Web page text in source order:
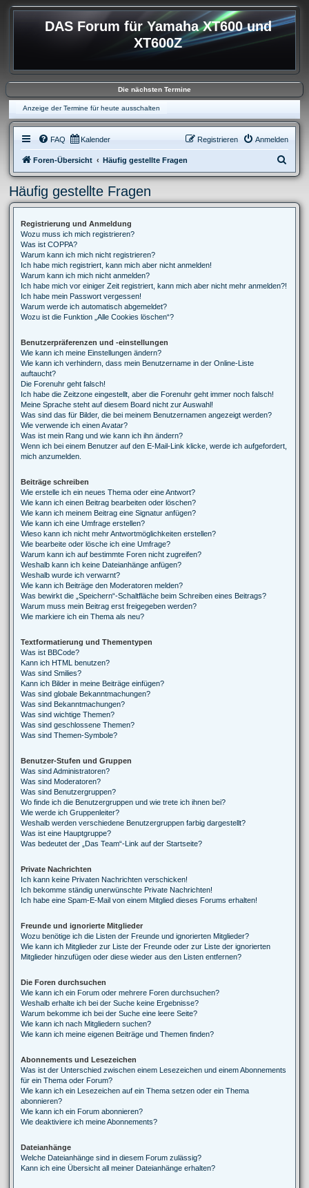
DAS Forum für Yamaha XT600 und
XT600Z
Die nächsten Termine
Anzeige der Termine für heute ausschalten
FAQ Kalender Anmelden
Registrieren
Foren-Übersicht Häufig gestellte Fragen
u
h
Häufig gestellte Fragen
Registrierung und Anmeldung
Wozu muss ich mich registrieren?
Was ist COPPA?
Warum kann ich mich nicht registrieren?
Ich habe mich registriert, kann mich aber nicht anmelden!
Warum kann ich mich nicht anmelden?
Ich habe mich vor einiger Zeit registriert, kann mich aber nicht mehr anmelden?!
Ich habe mein Passwort vergessen!
Warum werde ich automatisch abgemeldet?
Wozu ist die Funktion „Alle Cookies löschen“?
Benutzerpräferenzen und -einstellungen
Wie kann ich meine Einstellungen ändern?
Wie kann ich verhindern, dass mein Benutzername in der Online-Liste
auftaucht?
Die Forenuhr geht falsch!
Ich habe die Zeitzone eingestellt, aber die Forenuhr geht immer noch falsch!
Meine Sprache steht auf diesem Board nicht zur Auswahl!
Was sind das für Bilder, die bei meinem Benutzernamen angezeigt werden?
Wie verwende ich einen Avatar?
Was ist mein Rang und wie kann ich ihn ändern?
Wenn ich bei einem Benutzer auf den E-Mail-Link klicke, werde ich aufgefordert,
mich anzumelden.
Beiträge schreiben
Wie erstelle ich ein neues Thema oder eine Antwort?
Wie kann ich einen Beitrag bearbeiten oder löschen?
Wie kann ich meinem Beitrag eine Signatur anfügen?
Wie kann ich eine Umfrage erstellen?
Wieso kann ich nicht mehr Antwortmöglichkeiten erstellen?
Wie bearbeite oder lösche ich eine Umfrage?
Warum kann ich auf bestimmte Foren nicht zugreifen?
Weshalb kann ich keine Dateianhänge anfügen?
Weshalb wurde ich verwarnt?
Wie kann ich Beiträge den Moderatoren melden?
Was bewirkt die „Speichern“-Schaltfläche beim Schreiben eines Beitrags?
Warum muss mein Beitrag erst freigegeben werden?
Wie markiere ich ein Thema als neu?
Textformatierung und Thementypen
Was ist BBCode?
Kann ich HTML benutzen?
Was sind Smilies?
Kann ich Bilder in meine Beiträge einfügen?
Was sind globale Bekanntmachungen?
Was sind Bekanntmachungen?
Was sind wichtige Themen?
Was sind geschlossene Themen?
Was sind Themen-Symbole?
Benutzer-Stufen und Gruppen
Was sind Administratoren?
Was sind Moderatoren?
Was sind Benutzergruppen?
Wo finde ich die Benutzergruppen und wie trete ich ihnen bei?
Wie werde ich Gruppenleiter?
Weshalb werden verschiedene Benutzergruppen farbig dargestellt?
Was ist eine Hauptgruppe?
Was bedeutet der „Das Team“-Link auf der Startseite?
Private Nachrichten
Ich kann keine Privaten Nachrichten verschicken!
Ich bekomme ständig unerwünschte Private Nachrichten!
Ich habe eine Spam-E-Mail von einem Mitglied dieses Forums erhalten!
Freunde und ignorierte Mitglieder
Wozu benötige ich die Listen der Freunde und ignorierten Mitglieder?
Wie kann ich Mitglieder zur Liste der Freunde oder zur Liste der ignorierten
Mitglieder hinzufügen oder diese wieder aus den Listen entfernen?
Die Foren durchsuchen
Wie kann ich ein Forum oder mehrere Foren durchsuchen?
Weshalb erhalte ich bei der Suche keine Ergebnisse?
Warum bekomme ich bei der Suche eine leere Seite?
Wie kann ich nach Mitgliedern suchen?
Wie kann ich meine eigenen Beiträge und Themen finden?
Abonnements und Lesezeichen
Was ist der Unterschied zwischen einem Lesezeichen und einem Abonnements
für ein Thema oder Forum?
Wie kann ich ein Lesezeichen auf ein Thema setzen oder ein Thema
abonnieren?
Wie kann ich ein Forum abonnieren?
Wie deaktiviere ich meine Abonnements?
Dateianhänge
Welche Dateianhänge sind in diesem Forum zulässig?
Kann ich eine Übersicht all meiner Dateianhänge erhalten?